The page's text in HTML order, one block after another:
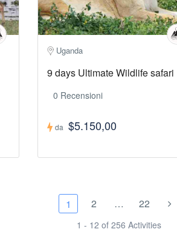
Uganda
9 days Ultimate Wildlife safari
0 Recensioni
da $5.150,00
1 2 … 22
1 - 12 of 256 Activities